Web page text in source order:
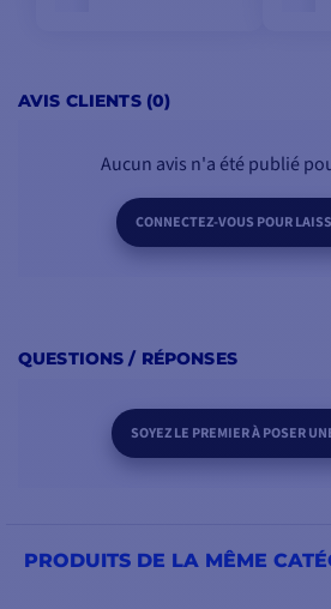
AVIS CLIENTS (0)
Aucun avis n'a été publié
CONNECTEZ-VOUS POUR
QUESTIONS / RÉPONSES
SOYEZ LE PREMIER À POSER
PRODUITS DE LA MÊME